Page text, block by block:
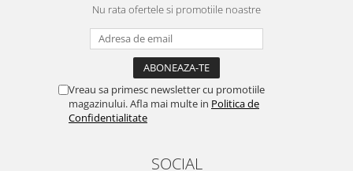
Nu rata ofertele si promotiile noastre
Vreau sa primesc newsletter cu promotiile
magazinului. Afla mai multe in Politica de
Confidentialitate
SOCIAL